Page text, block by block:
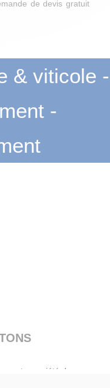
de devis gratuit
& viticole -
-
notre société de